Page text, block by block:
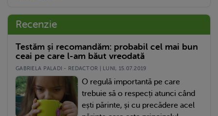
Recenzie
Testăm și recomandăm: probabil cel mai bun
ceai pe care l-am băut vreodată
GABRIELA PALADI - REDACTOR | LUNI, 15.07.2019
O regulă importantă pe care
trebuie să o respecți atunci când
ești părinte, și cu precădere acel